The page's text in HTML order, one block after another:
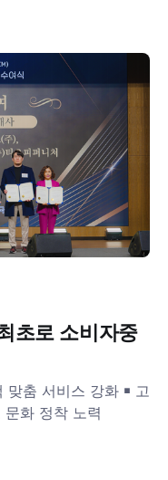
초로 소비자중
맞춤 서비스 강화 ￭ 고
화 정착 노력